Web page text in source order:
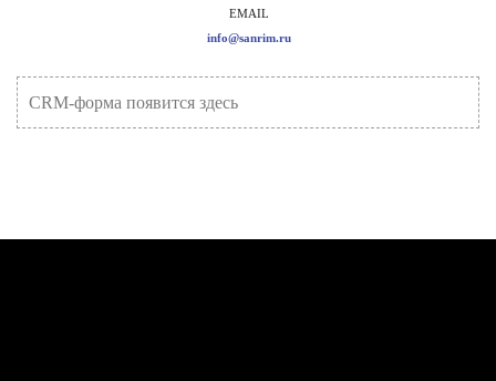
CRM-форма появится здесь
EMAIL
info@sanrim.ru